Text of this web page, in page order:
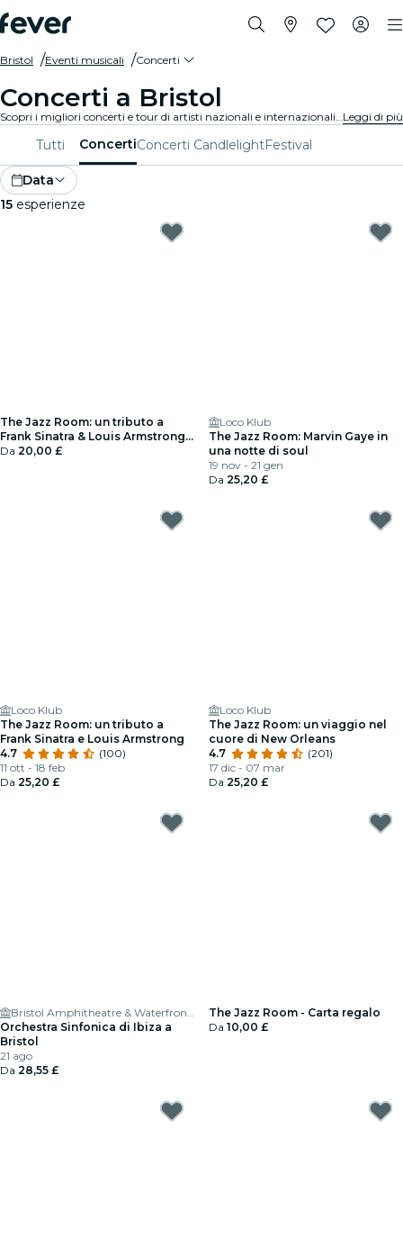
Bristol Eventi musicali Concerti
Concerti a Bristol
Scopri i migliori concerti e tour di artisti nazionali e internazionali a Bristol, acquista i tuoi biglietti su Fever e goditi i migliori live in circolazione!Leggi di più
Tutti ConcertiConcerti CandlelightFestival
Data
15 esperienze
The Jazz Room: un tributo a
Frank Sinatra & Louis Armstrong -
Carta regalo
Da 20,00 £
Loco Klub
The Jazz Room: Marvin Gaye in
una notte di soul
19 nov - 21 gen
Da 25,20 £
Loco Klub
The Jazz Room: un tributo a
Frank Sinatra e Louis Armstrong
4.7
(100)
11 ott - 18 feb
Da 25,20 £
Loco Klub
The Jazz Room: un viaggio nel
cuore di New Orleans
4.7
(201)
17 dic - 07 mar
Da 25,20 £
Bristol Amphitheatre & Waterfront Square
Orchestra Sinfonica di Ibiza a
Bristol
21 ago
Da 28,55 £
The Jazz Room - Carta regalo
Da 10,00 £